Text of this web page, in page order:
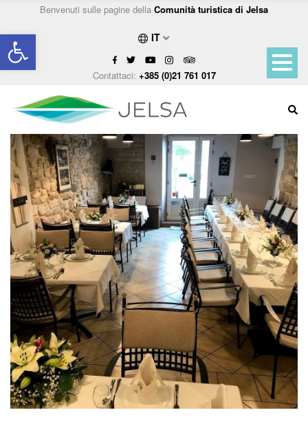
Open toolbar
Benvenuti sulle pagine della Comunità turistica di Jelsa
IT
Contattaci: +385 (0)21 761 017